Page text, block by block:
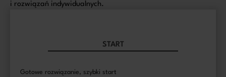
i rozwiązań indywidualnych.
START
Gotowe rozwiązanie, szybki start